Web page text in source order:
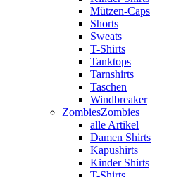
Mützen-Caps
Shorts
Sweats
T-Shirts
Tanktops
Tarnshirts
Taschen
Windbreaker
ZombiesZombies
alle Artikel
Damen Shirts
Kapushirts
Kinder Shirts